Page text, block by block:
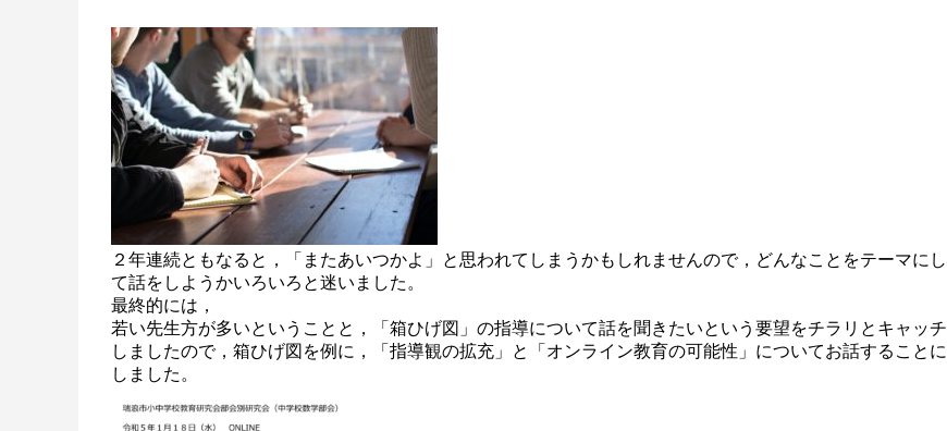
２年連続ともなると，「またあいつかよ」と思われてしまうかもしれませんので，どんなことをテーマにし
て話をしようかいろいろと迷いました。
最終的には，
若い先生方が多いということと，「箱ひげ図」の指導について話を聞きたいという要望をチラリとキャッチ
しましたので，箱ひげ図を例に，「指導観の拡充」と「オンライン教育の可能性」についてお話することに
しました。